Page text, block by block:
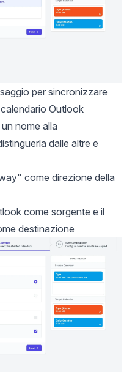
per sincronizzare
Outlook
nome alla
dalle altre e
come direzione della
come sorgente e il
destinazione